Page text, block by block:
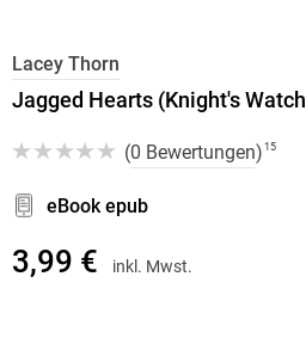
Lacey Thorn
Jagged Hearts (Knight's
(0 Bewertungen) 15
eBook epub
3,99 € inkl. Mwst.